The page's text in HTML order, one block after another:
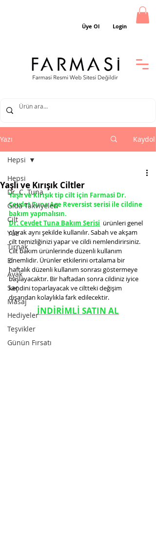
Login
Üye Ol
Yazı Kaydol
Hepsi
Dr. C. Tuna
Gıda Takviyeleri
Cilt
Yüz
Tırnak
El
Ayak
Saç
Masaj
Hediyeler
Teşvikler
Günün Fırsatı
Hepsi
Yaşlı ve Kırışık Ciltler
Yaşlı ve Kırışık tip cilt için Farmasi Dr.
Cevdet Tuna Age Reversist serisi ile cildine
bakım yapmalısın.
Dr. Cevdet Tuna Bakım Serisi ürünleri genel
olarak aynı şekilde kullanılır. Sabah ve akşam
cilt temizliğinizi yapar ve cildi nemlendirirsiniz.
Cilt bakım ürünlerinde düzenli kullanım
önemlidir. Ürünler etkilerini ortalama bir
haftalık düzenli kullanım sonrası göstermeye
başlayacaktır. Bir haftadan sonra cildiniz iyice
kendini toparlayacak ve ciltteki değişim
dışarıdan kolaylıkla fark edilecektir.
İNDİRİMLİ SATIN AL